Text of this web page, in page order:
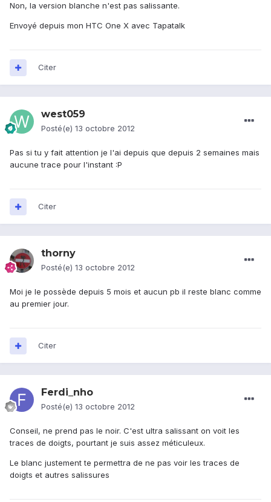
Non, la version blanche n'est pas salissante.
Envoyé depuis mon HTC One X avec Tapatalk
Citer
west059
Posté(e) 13 octobre 2012
Pas si tu y fait attention je l'ai depuis que depuis 2 semaines mais
aucune trace pour l'instant :P
Citer
thorny
Posté(e) 13 octobre 2012
Moi je le possède depuis 5 mois et aucun pb il reste blanc comme
au premier jour.
Citer
Ferdi_nho
Posté(e) 13 octobre 2012
Conseil, ne prend pas le noir. C'est ultra salissant on voit les
traces de doigts, pourtant je suis assez méticuleux.
Le blanc justement te permettra de ne pas voir les traces de
doigts et autres salissures